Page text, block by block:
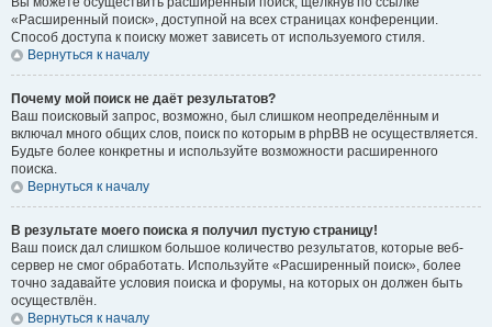
«Расширенный поиск», доступной на всех страницах конференции.
Способ доступа к поиску может зависеть от используемого стиля.
Вернуться к началу
Почему мой поиск не даёт результатов?
Ваш поисковый запрос, возможно, был слишком неопределённым и
включал много общих слов, поиск по которым в phpBB не осуществляется.
Будьте более конкретны и используйте возможности расширенного
поиска.
Вернуться к началу
В результате моего поиска я получил пустую страницу!
Ваш поиск дал слишком большое количество результатов, которые веб-
сервер не смог обработать. Используйте «Расширенный поиск», более
точно задавайте условия поиска и форумы, на которых он должен быть
осуществлён.
Вернуться к началу